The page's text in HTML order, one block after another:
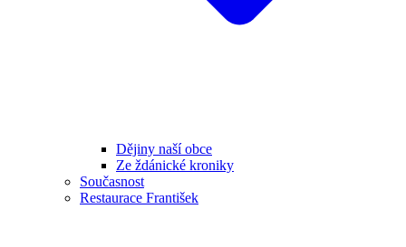
Dějiny naší obce
Ze ždánické kroniky
Současnost
Restaurace František